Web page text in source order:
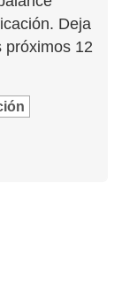
Deja
próximos 12